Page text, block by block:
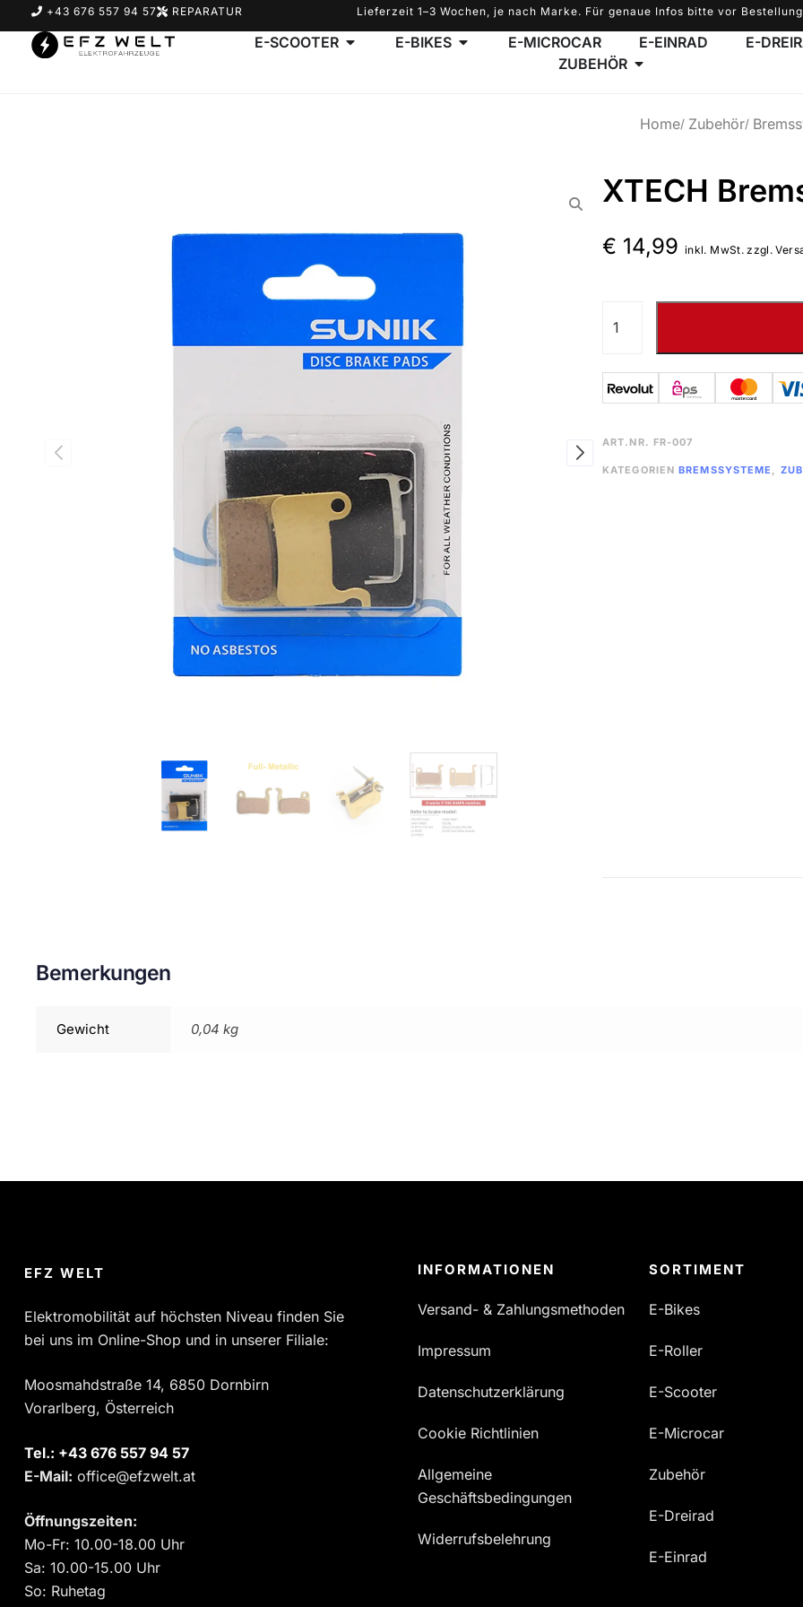
+43 676 557 94 57 REPARATUR Lieferzeit 1–3 Wochen, je nach Marke. Für genaue Infos bitte vor
E-SCOOTER E-BIKES E-MICROCAR E-EINRAD E-
ZUBEHÖR
Home Zubehör
XTECH
€ 14,99 inkl. MwSt. zzgl.
ART.NR. FR-007
KATEGORIEN BREMSSYSTEME ,
Bemerkungen
Gewicht 0,04 kg
EFZ WELT
Elektromobilität auf höchsten Niveau finden Sie
bei uns im Online-Shop und in unserer Filiale:
Moosmahdstraße 14, 6850 Dornbirn
Vorarlberg, Österreich
Tel.: ‎+43 676 557 94 57
E-Mail: office@efzwelt.at
Öffnungszeiten:
Mo-Fr: 10.00-18.00 Uhr
Sa: 10.00-15.00 Uhr
So: Ruhetag
INFORMATIONEN
Versand- & Zahlungsmethoden
Impressum
Datenschutzerklärung
Cookie Richtlinien
Allgemeine
Geschäftsbedingungen
Widerrufsbelehrung
SORTIMENT
E-Bikes
E-Roller
E-Scooter
E-Microcar
Zubehör
E-Dreirad
E-Einrad